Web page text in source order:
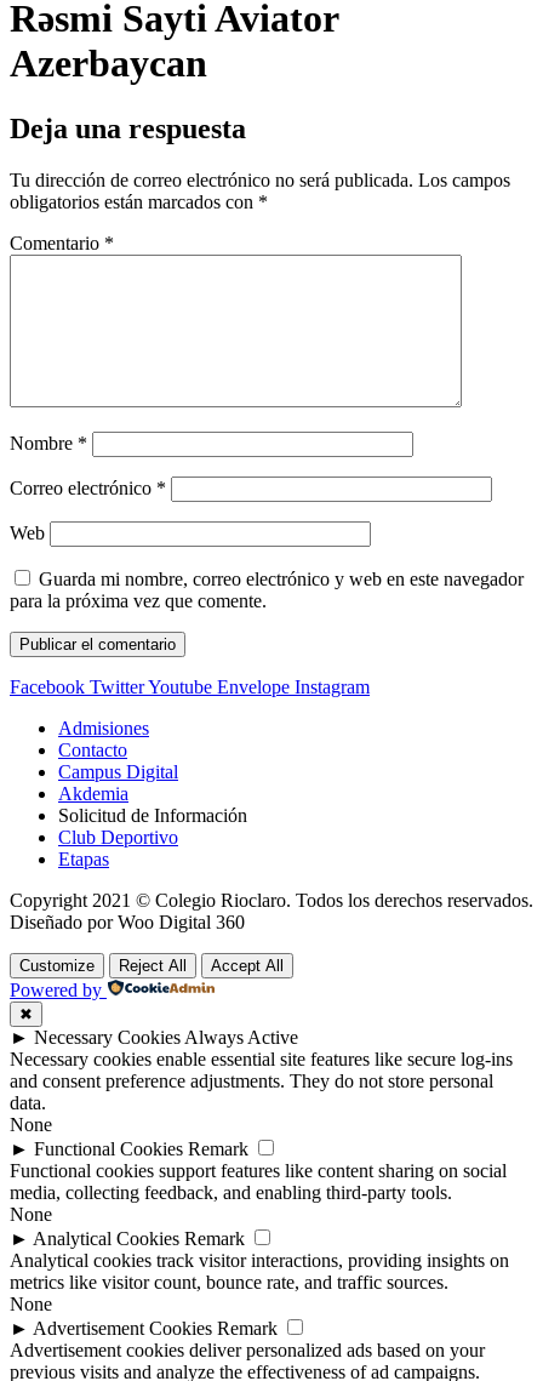
Rəsmi Sayti Aviator
Azerbaycan
Deja una respuesta
Tu dirección de correo electrónico no será publicada. Los campos
obligatorios están marcados con *
Comentario *
Nombre *
Correo electrónico *
Web
Guarda mi nombre, correo electrónico y web en este navegador
para la próxima vez que comente.
Facebook TwitterYoutube Envelope Instagram
Admisiones
Contacto
Campus Digital
Akdemia
Solicitud de Información
Club Deportivo
Etapas
Copyright 2021 © Colegio Rioclaro. Todos los derechos reservados.
Diseñado por Woo Digital 360
Customize Reject All Accept All
Powered by
✖
► Necessary Cookies Always Active
Necessary cookies enable essential site features like secure log-ins
and consent preference adjustments. They do not store personal
data.
None
► Functional Cookies Remark
Functional cookies support features like content sharing on social
media, collecting feedback, and enabling third-party tools.
None
► Analytical Cookies Remark
Analytical cookies track visitor interactions, providing insights on
metrics like visitor count, bounce rate, and traffic sources.
None
► Advertisement Cookies Remark
Advertisement cookies deliver personalized ads based on your
previous visits and analyze the effectiveness of ad campaigns.